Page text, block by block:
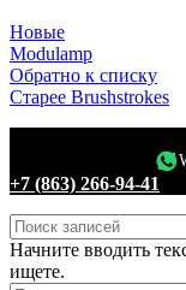
Новые
Modulamp
Обратно к списку
Старее Brushstrokes
+7 (863) 266-94-41
Начните вводить
ищете.